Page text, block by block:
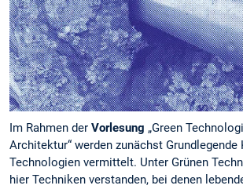
Im Rahmen der Vorlesung „Green
Architektur“ werden zunächst Grundlegende
Technologien vermittelt. Unter Grünen
hier Techniken verstanden, bei denen